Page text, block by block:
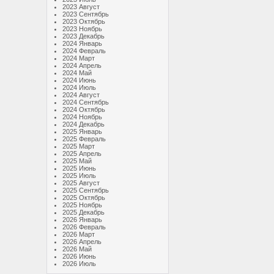
2023 Август
2023 Сентябрь
2023 Октябрь
2023 Ноябрь
2023 Декабрь
2024 Январь
2024 Февраль
2024 Март
2024 Апрель
2024 Май
2024 Июнь
2024 Июль
2024 Август
2024 Сентябрь
2024 Октябрь
2024 Ноябрь
2024 Декабрь
2025 Январь
2025 Февраль
2025 Март
2025 Апрель
2025 Май
2025 Июнь
2025 Июль
2025 Август
2025 Сентябрь
2025 Октябрь
2025 Ноябрь
2025 Декабрь
2026 Январь
2026 Февраль
2026 Март
2026 Апрель
2026 Май
2026 Июнь
2026 Июль